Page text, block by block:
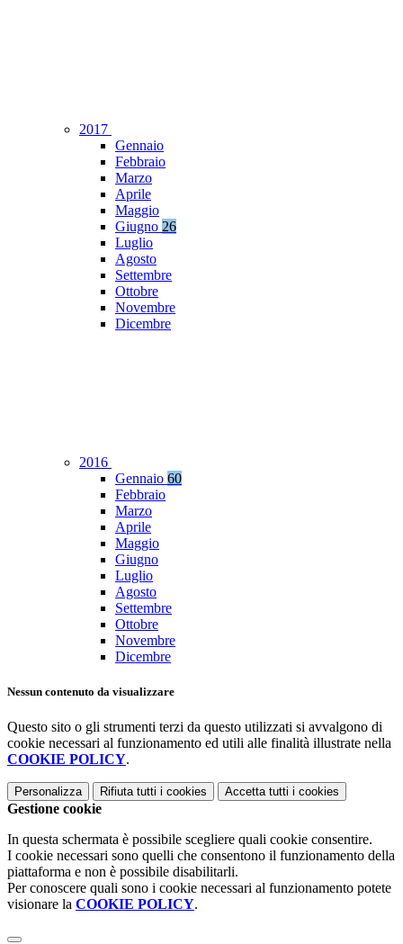
2017
Gennaio
Febbraio
Marzo
Aprile
Maggio
Giugno 26
Luglio
Agosto
Settembre
Ottobre
Novembre
Dicembre
2016
Gennaio 60
Febbraio
Marzo
Aprile
Maggio
Giugno
Luglio
Agosto
Settembre
Ottobre
Novembre
Dicembre
Nessun contenuto da visualizzare
Questo sito o gli strumenti terzi da questo utilizzati si avvalgono di
cookie necessari al funzionamento ed utili alle finalità illustrate nella
COOKIE POLICY.
Personalizza Rifiuta tutti i cookies Accetta tutti i cookies
Gestione cookie
In questa schermata è possibile scegliere quali cookie consentire.
I cookie necessari sono quelli che consentono il funzionamento della
piattaforma e non è possibile disabilitarli.
Per conoscere quali sono i cookie necessari al funzionamento potete
visionare la COOKIE POLICY.